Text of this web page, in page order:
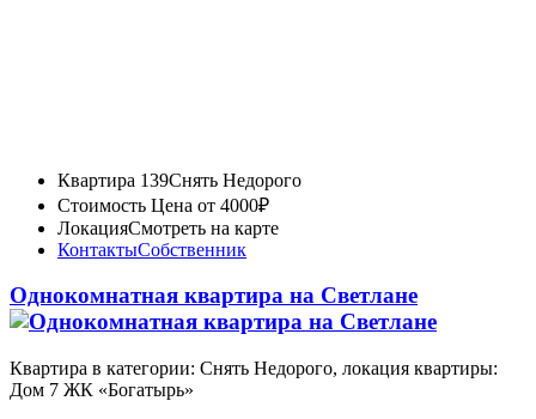
Квартира 139Снять Недорого
Стоимость Цена от 4000₽
ЛокацияСмотреть на карте
КонтактыСобственник
Однокомнатная квартира на Светлане
Квартира в категории: Снять Недорого, локация квартиры:
Дом 7 ЖК «Богатырь»